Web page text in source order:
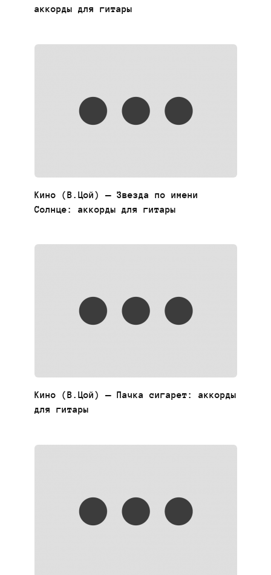
аккорды для гитары
Кино (В.Цой) — Звезда по имени
Солнце: аккорды для гитары
Кино (В.Цой) — Пачка сигарет: аккорды
для гитары